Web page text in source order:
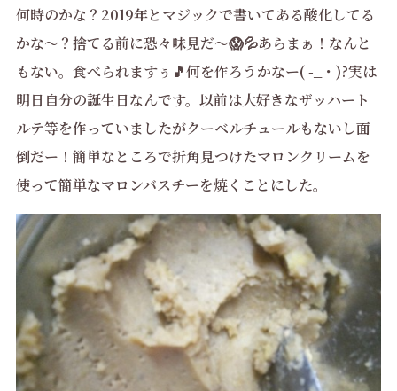
何時のかな？2019年とマジックで書いてある酸化してる
かな～？捨てる前に恐々味見だ～😱💦あらまぁ！なんと
もない。食べられますぅ🎵何を作ろうかなー( -_・)?実は
明日自分の誕生日なんです。以前は大好きなザッハート
ルテ等を作っていましたがクーベルチュールもないし面
倒だー！簡単なところで折角見つけたマロンクリームを
使って簡単なマロンバスチーを焼くことにした。